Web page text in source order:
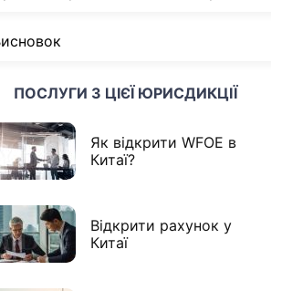
ПОСЛУГИ З ЦІЄЇ ЮРИСДИКЦІЇ
Як відкрити WFOE в
Китаї?
Відкрити рахунок у
Китаї